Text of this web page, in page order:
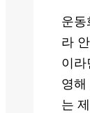
운동
라
이라
영해
는